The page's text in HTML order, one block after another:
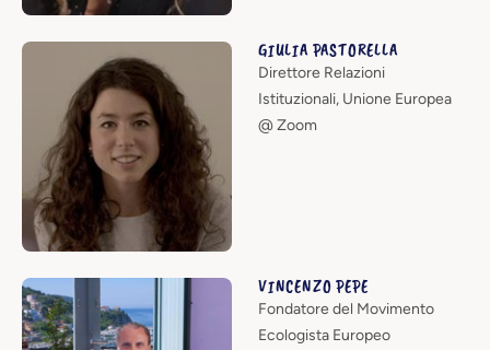
GIULIA PASTORELLA
Direttore Relazioni
Istituzionali, Unione Europea
@ Zoom
VINCENZO PEPE
Fondatore del Movimento
Ecologista Europeo